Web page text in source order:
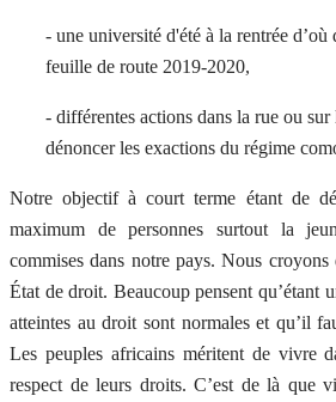
- une université d'été à la rentrée d’où
feuille de route 2019-2020,
- différentes actions dans la rue ou
dénoncer les exactions du régime
Notre objectif à court terme étant de
maximum de personnes surtout la
commises dans notre pays. Nous
État de droit. Beaucoup pensent qu’étant
atteintes au droit sont normales et qu’il
Les peuples africains méritent de vivre
respect de leurs droits. C’est de là que